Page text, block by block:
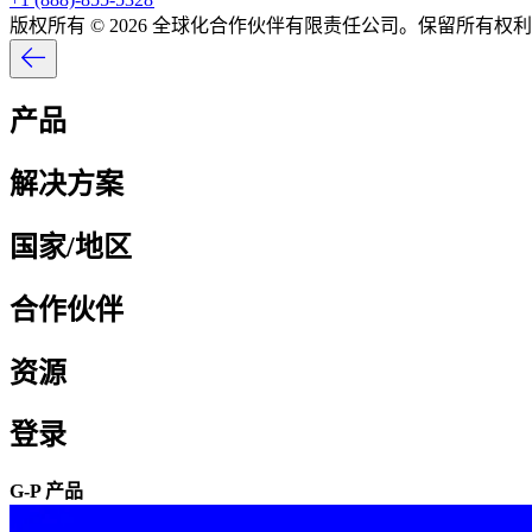
版权所有 © 2026 全球化合作伙伴有限责任公司。保留所有权
产品​​
解决方案​​
国家/地区​​
合作伙伴​​
资源​​
登录​​
G-P 产品​​